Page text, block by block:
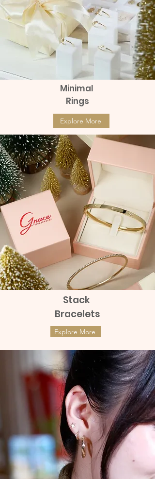
Minimal
Rings
Explore More
Stack
Bracelets
Explore More